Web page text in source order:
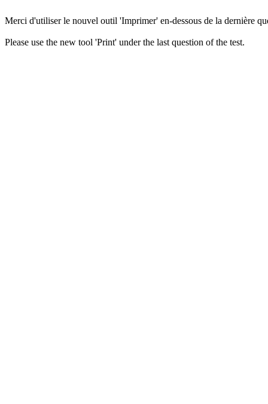
Merci d'utiliser le nouvel outil 'Imprimer' en-dessous de la dernière
Please use the new tool 'Print' under the last question of the test.